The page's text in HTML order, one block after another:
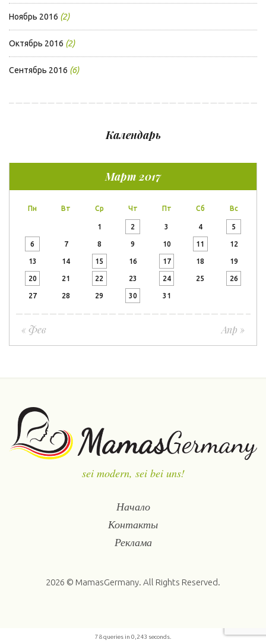
Ноябрь 2016 (2)
Октябрь 2016 (2)
Сентябрь 2016 (6)
Календарь
Март 2017
Пн Вт Ср Чт Пт Сб Вс
« Фев Апр »
1 2 3 4 5
6 7 8 9 10 11 12
13 14 15 16 17 18 19
20 21 22 23 24 25 26
27 28 29 30 31
sei modern, sei bei uns!
Начало
Контакты
Реклама
2026 © MamasGermany. All Rights Reserved.
78 queries in 0,243 seconds.